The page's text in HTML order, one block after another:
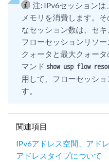
注: IPv6セッション
メモリを消費します。
なセッション数は、セ
フローセッションリソ
クォータと最大クォー
マンド show usp flow
用して、フローセッシ
す。
関連項目
IPv6アドレス空間、アド
アドレスタイプについて